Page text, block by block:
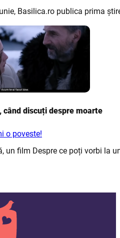
Basilica.ro publica prima
când discuți despre moarte
o poveste!
un film Despre ce poți vorbi la